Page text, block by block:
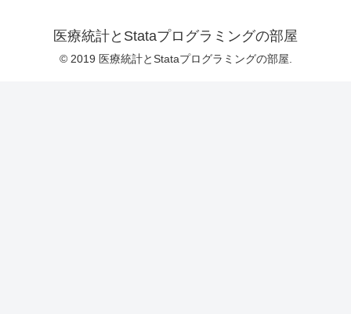
医療統計とStataプログラミングの部屋
© 2019 医療統計とStataプログラミングの部屋.